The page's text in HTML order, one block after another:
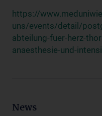
https://
uns/events/detail/
abteilung-fuer-herz-
anaesthesie-und-
News